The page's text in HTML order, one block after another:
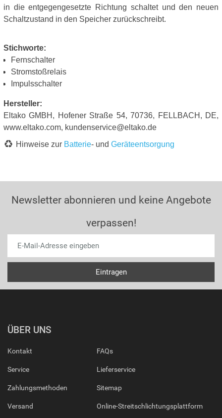
in die entgegengesetzte Richtung schaltet und den neuen
Schaltzustand in den Speicher zurückschreibt.
Stichworte:
Fernschalter
Stromstoßrelais
Impulsschalter
Hersteller:
Eltako GMBH, Hofener Straße 54, 70736, FELLBACH, DE,
www.eltako.com, kundenservice@eltako.de
Hinweise zur Batterie- und Geräteentsorgung
Newsletter abonnieren und keine Angebote
verpassen!
ÜBER UNS
Kontakt
Service
Zahlungsmethoden
Versand
FAQs
Lieferservice
Sitemap
Online-Streitschlichtungsplattform